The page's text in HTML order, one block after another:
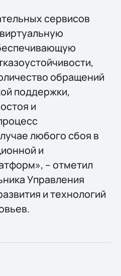
сервисов
обращений
поддержки,
и
любого сбоя в
и
– отметил
Управления
и технологий